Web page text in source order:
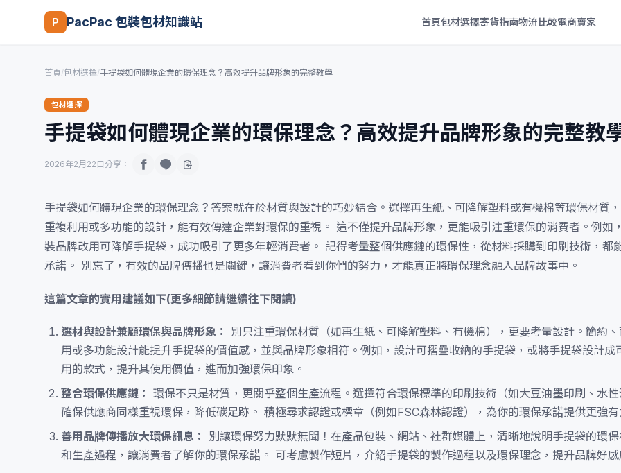
P PacPac 包裝包材知識站 首頁包材選擇寄貨指南物流比較電商賣家
首頁/包材選擇/手提袋如何體現企業的環保理念？高效提升品牌形象的完整教學
包材選擇
手提袋如何體現企業的環保理念？高效提升品牌形象的完整教
2026年2月22日 分享：
手提袋如何體現企業的環保理念？答案就在於材質與設計的巧妙結合。選擇再生紙、可降解塑料或有機棉等環保材質
重複利用或多功能的設計，能有效傳達企業對環保的重視。 這不僅提升品牌形象，更能吸引注重環保的消費者。例如
裝品牌改用可降解手提袋，成功吸引了更多年輕消費者。 記得考量整個供應鏈的環保性，從材料採購到印刷技術，都
承諾。 別忘了，有效的品牌傳播也是關鍵，讓消費者看到你們的努力，才能真正將環保理念融入品牌故事中。
這篇文章的實用建議如下(更多細節請繼續往下閱讀)
選材與設計兼顧環保與品牌形象：
別只注重環保材質（如再生紙、可降解塑料、有機棉），更要考量設計。簡約
用或多功能設計能提升手提袋的價值感，並與品牌形象相符。例如，設計可摺疊收納的手提袋，或將手提袋設計成
用的款式，提升其使用價值，進而加強環保印象。
整合環保供應鏈： 環保不只是材質，更關乎整個生產流程。選擇符合環保標準的印刷技術（如大豆油墨印刷、水
確保供應商同樣重視環保，降低碳足跡。 積極尋求認證或標章（例如FSC森林認證），為你的環保承諾提供更強
善用品牌傳播放大環保訊息：
別讓環保努力默默無聞！在產品包裝、網站、社群媒體上，清晰地說明手提袋的環
和生產過程，讓消費者了解你的環保承諾。 可考慮製作短片，介紹手提袋的製作過程以及環保理念，提升品牌好